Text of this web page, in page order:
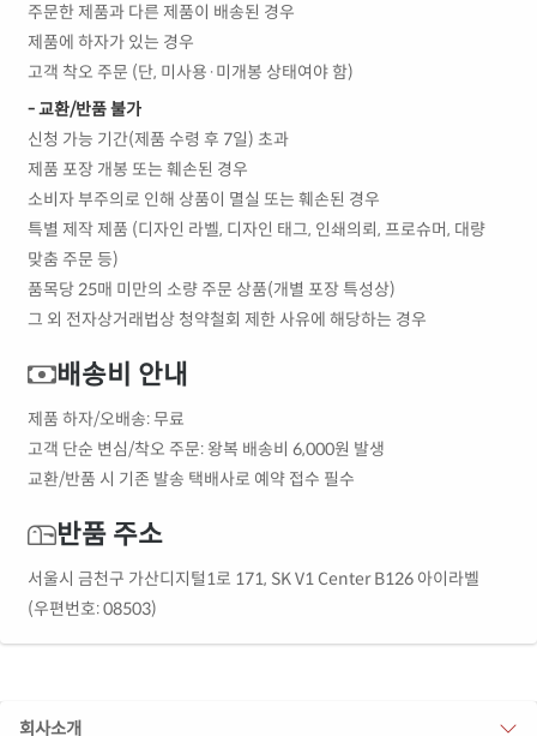
주문한 제품과 다른 제품이 배송된 경우
제품에 하자가 있는 경우
고객 착오 주문 (단, 미사용·미개봉 상태여야 함)
- 교환/반품 불가
신청 가능 기간(제품 수령 후 7일) 초과
제품 포장 개봉 또는 훼손된 경우
소비자 부주의로 인해 상품이 멸실 또는 훼손된 경우
특별 제작 제품 (디자인 라벨, 디자인 태그, 인쇄의뢰, 프로슈머, 대량
맞춤 주문 등)
품목당 25매 미만의 소량 주문 상품(개별 포장 특성상)
그 외 전자상거래법상 청약철회 제한 사유에 해당하는 경우
배송비 안내
제품 하자/오배송: 무료
고객 단순 변심/착오 주문: 왕복 배송비 6,000원 발생
교환/반품 시 기존 발송 택배사로 예약 접수 필수
반품 주소
서울시 금천구 가산디지털1로 171, SK V1 Center B126 아이라벨
(우편번호: 08503)
회사소개